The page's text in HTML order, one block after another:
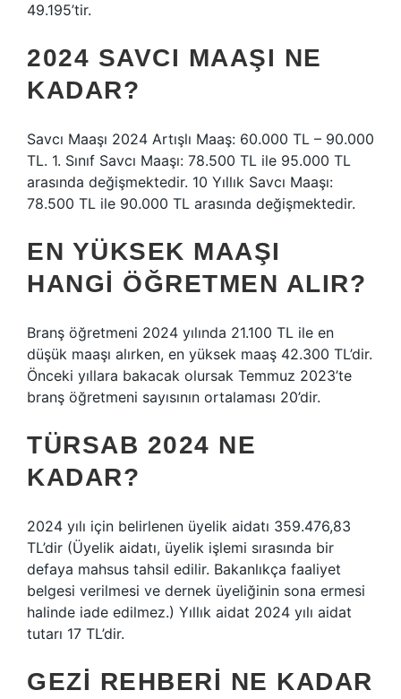
49.195’tir.
2024 SAVCI MAAŞI NE
KADAR?
Savcı Maaşı 2024 Artışlı Maaş: 60.000 TL – 90.000
TL. 1. Sınıf Savcı Maaşı: 78.500 TL ile 95.000 TL
arasında değişmektedir. 10 Yıllık Savcı Maaşı:
78.500 TL ile 90.000 TL arasında değişmektedir.
EN YÜKSEK MAAŞI
HANGI ÖĞRETMEN ALIR?
Branş öğretmeni 2024 yılında 21.100 TL ile en
düşük maaşı alırken, en yüksek maaş 42.300 TL’dir.
Önceki yıllara bakacak olursak Temmuz 2023’te
branş öğretmeni sayısının ortalaması 20’dir.
TÜRSAB 2024 NE
KADAR?
2024 yılı için belirlenen üyelik aidatı 359.476,83
TL’dir (Üyelik aidatı, üyelik işlemi sırasında bir
defaya mahsus tahsil edilir. Bakanlıkça faaliyet
belgesi verilmesi ve dernek üyeliğinin sona ermesi
halinde iade edilmez.) Yıllık aidat 2024 yılı aidat
tutarı 17 TL’dir.
GEZI REHBERI NE KADAR